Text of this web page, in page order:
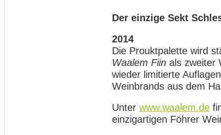
Der einzige Sekt
2014
Die Prouktpalette wird
Waalem Fiin als zweiter
wieder limitierte
Weinbrands aus dem
Unter www.waalem.de
einzigartigen Föhrer